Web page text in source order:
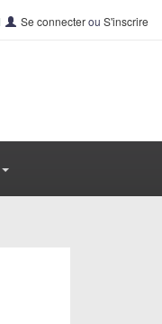
Se connecterou S'inscrire